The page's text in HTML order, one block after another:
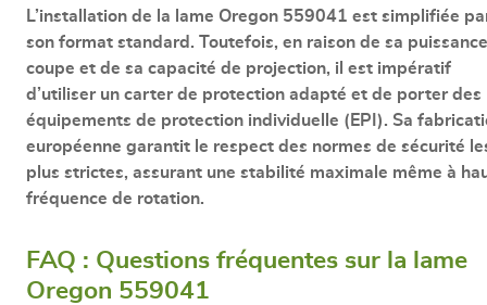
L’installation de la lame Oregon 559041 est simplifiée
son format standard. Toutefois, en raison de sa
coupe et de sa capacité de projection, il est impératif
d’utiliser un carter de protection adapté et de porter des
équipements de protection individuelle (EPI). Sa
européenne garantit le respect des normes de sécurité
plus strictes, assurant une stabilité maximale même à
fréquence de rotation.
FAQ : Questions fréquentes sur la lame
Oregon 559041